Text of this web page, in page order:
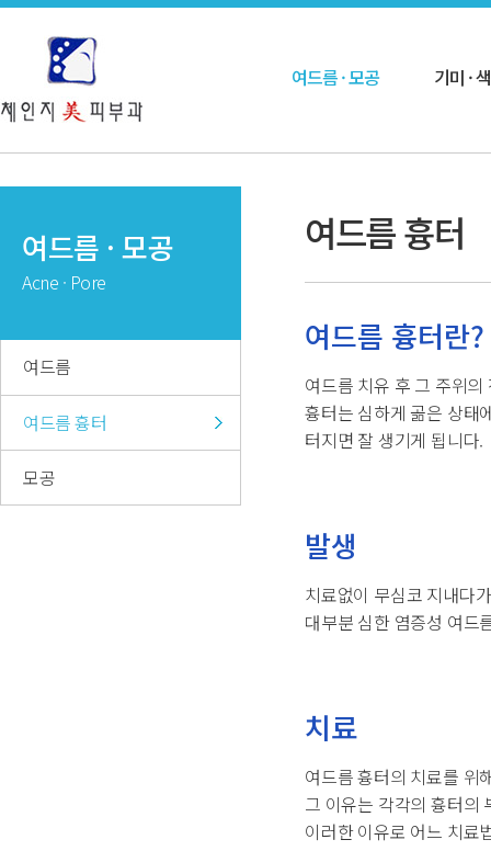
여드름 · 모공 기미 ·
여드름 · 모공
Acne · Pore
여드름
여드름 흉터
모공
여드름 흉터
여드름 흉터란?
여드름 치유 후 그 주위
흉터는 심하게 곪은 상태
터지면 잘 생기게 됩니다.
발생
치료없이 무심코 지내다
대부분 심한 염증성 여드
치료
여드름 흉터의 치료를 위
그 이유는 각각의 흉터의
이러한 이유로 어느 치료